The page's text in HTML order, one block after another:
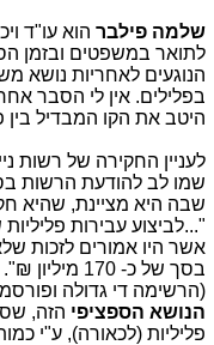
שלמה פילבר הוא עו"ד
לתואר במשפטים ובזמן
הנוגעים לאחריות נושא
בפלילים. אין לי הסבר
היטב את הקו המבדיל בין
שמו לב להודעת הרשות
שבה היא מציינת, שהיא
אשר היו אמורים לזכות
בסך של כ-
(הרשימה די גדולה
הנושא הספציפי הזה,
פליליות (לכאורה), ע"י